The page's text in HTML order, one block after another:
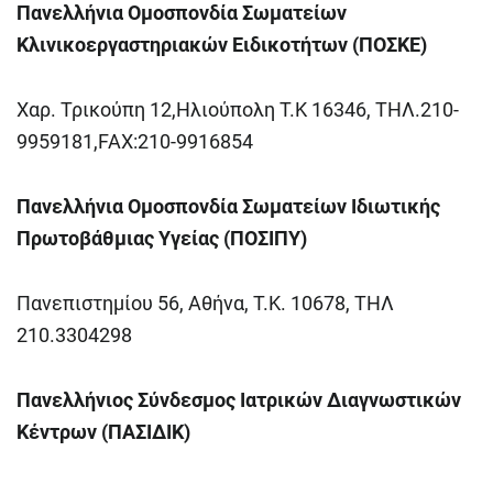
Πανελλήνια Ομοσπονδία Σωματείων
Κλινικοεργαστηριακών Ειδικοτήτων (ΠΟΣΚΕ)
Χαρ. Τρικούπη 12,Ηλιούπολη Τ.Κ 16346, ΤΗΛ.210-
9959181,FAX:210-9916854
Πανελλήνια Ομοσπονδία Σωματείων Ιδιωτικής
Πρωτοβάθμιας Υγείας (ΠΟΣΙΠΥ)
Πανεπιστημίου 56, Αθήνα, Τ.Κ. 10678, ΤΗΛ
210.3304298
Πανελλήνιος Σύνδεσμος Ιατρικών Διαγνωστικών
Κέντρων (ΠΑΣΙΔΙΚ)